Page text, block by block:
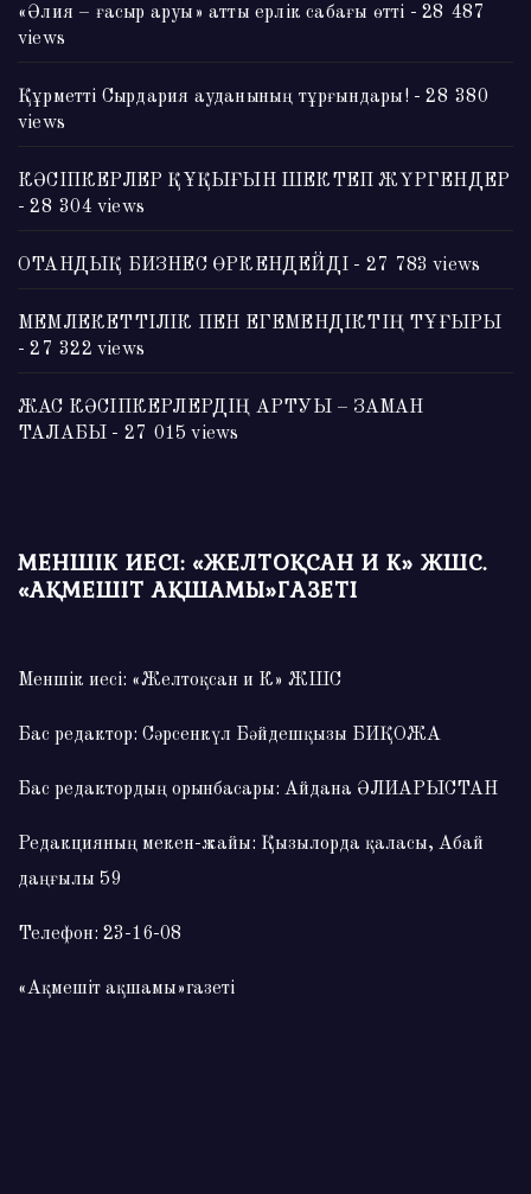
«Әлия – ғасыр аруы» атты ерлік сабағы өтті - 28 487
views
Құрметті Сырдария ауданының тұрғындары!- 28 380
views
КӘСІПКЕРЛЕР ҚҰҚЫҒЫН ШЕКТЕП ЖҮРГЕНДЕР
- 28 304 views
ОТАНДЫҚ БИЗНЕС ӨРКЕНДЕЙДІ - 27 783 views
МЕМЛЕКЕТТІЛІК ПЕН ЕГЕМЕНДІКТІҢ ТҰҒЫРЫ
- 27 322 views
ЖАС КӘСІПКЕРЛЕРДІҢ АРТУЫ – ЗАМАН
ТАЛАБЫ - 27 015 views
МЕНШІК ИЕСІ: «ЖЕЛТОҚСАН И К» ЖШС.
«АҚМЕШІТ АҚШАМЫ»ГАЗЕТІ
Меншік иесі: «Желтоқсан и К» ЖШС
Бас редактор: Сәрсенкүл Бәйдешқызы БИҚОЖА
Бас редактордың орынбасары: Айдана ӘЛИАРЫСТАН
Редакцияның мекен-жайы: Қызылорда қаласы, Абай
даңғылы 59
Телефон: 23-16-08
«Ақмешіт ақшамы»газеті